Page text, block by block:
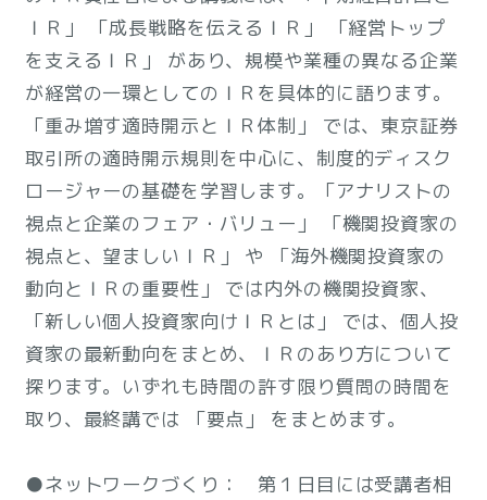
ＩＲ」 「成長戦略を伝えるＩＲ」 「経営トップ
を支えるＩＲ」 があり、規模や業種の異なる企業
が経営の一環としてのＩＲを具体的に語ります。
「重み増す適時開示とＩＲ体制」 では、東京証券
取引所の適時開示規則を中心に、制度的ディスク
ロージャーの基礎を学習します。「アナリストの
視点と企業のフェア・バリュー」 「機関投資家の
視点と、望ましいＩＲ」 や 「海外機関投資家の
動向とＩＲの重要性」 では内外の機関投資家、
「新しい個人投資家向けＩＲとは」 では、個人投
資家の最新動向をまとめ、ＩＲのあり方について
探ります。いずれも時間の許す限り質問の時間を
取り、最終講では 「要点」 をまとめます。
●ネットワークづくり： 第１日目には受講者相